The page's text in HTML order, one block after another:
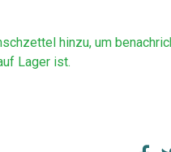
hinzu, um
Lager ist.